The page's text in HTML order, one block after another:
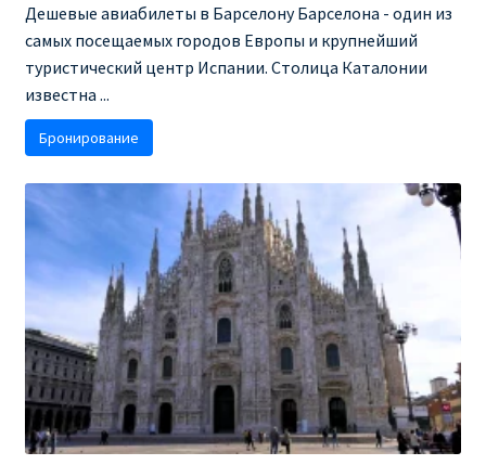
Авиабилеты Ryanair на Тенерифе от €15
АВИАБИЛЕТЫ RYANAIR ОТ € 12
АВИАБИЛЕТЫ ВИЛЬНЮС БАРСЕЛОНА
АВИАБИЛЕТЫ ХЕЛЬСИНКИ МИЛАН
Акции RYANAIR из Варшавы
Акции RYANAIR из Вильнюса
Акции RYANAIR из Каунаса
Аликанте
Дешевые авиабилеты в Барселону Барселона - один из
самых посещаемых городов Европы и крупнейший
туристический центр Испании. Столица Каталонии
известна ...
Бронирование